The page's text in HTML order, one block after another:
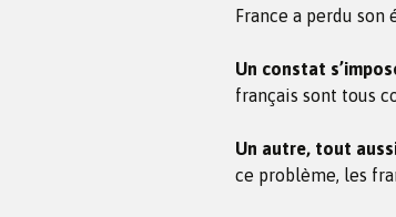
France a perdu
Un constat
français sont tous
Un autre, tout
ce problème, les